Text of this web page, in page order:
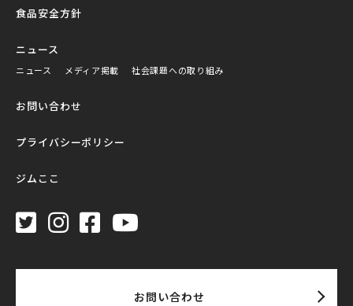
食品安全方針
ニュース
ニュース メディア掲載 社会課題への取り組み
お問い合わせ
プライバシーポリシー
ジムここ
お問い合わせ